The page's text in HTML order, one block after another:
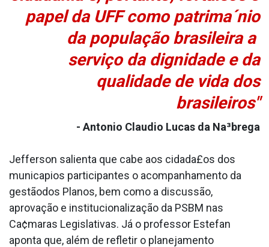
papel da UFF como patrima´nio
da população brasileira a
serviço da dignidade e da
qualidade de vida dos
brasileiros"
- Antonio Claudio Lucas da Na³brega
Jefferson salienta que cabe aos cidada£os dos
munica­pios participantes o acompanhamento da
gestãodos Planos, bem como a discussão,
aprovação e institucionalização da PSBM nas
Ca¢maras Legislativas. Já o professor Estefan
aponta que, além de refletir o planejamento